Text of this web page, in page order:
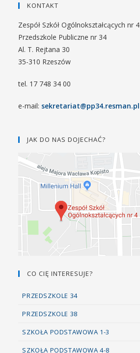
KONTAKT
Zespół Szkół Ogólnokształcących nr 4
Przedszkole Publiczne nr 34
Al. T. Rejtana 30
35-310 Rzeszów
tel. 17 748 34 00
e-mail: sekretariat@pp34.resman.pl
JAK DO NAS DOJECHAĆ?
CO CIĘ INTERESUJE?
PRZEDSZKOLE 34
PRZEDSZKOLE 38
SZKOŁA PODSTAWOWA 1-3
SZKOŁA PODSTAWOWA 4-8